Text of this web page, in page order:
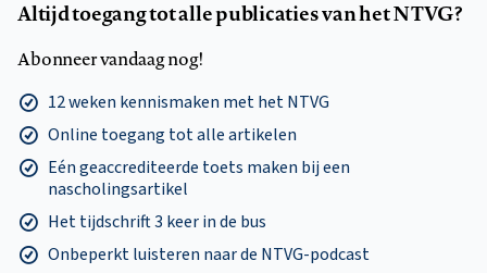
Altijd toegang tot alle publicaties van het NTVG?
Abonneer vandaag nog!
12 weken kennismaken met het NTVG
Online toegang tot alle artikelen
Eén geaccrediteerde toets maken bij een
nascholingsartikel
Het tijdschrift 3 keer in de bus
Onbeperkt luisteren naar de NTVG-podcast